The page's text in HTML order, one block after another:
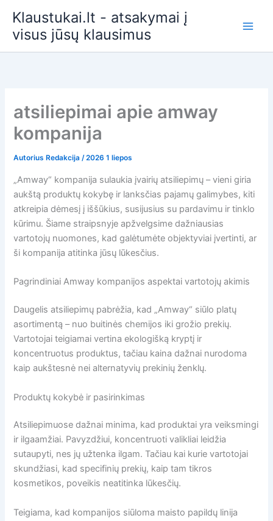
prie
turinio
Klaustukai.lt - atsakymai į
visus jūsų klausimus
atsiliepimai apie amway
kompanija
Autorius Redakcija/2026 1 liepos
„Amway“ kompanija sulaukia įvairių atsiliepimų – vieni giria
aukštą produktų kokybę ir lanksčias pajamų galimybes, kiti
atkreipia dėmesį į iššūkius, susijusius su pardavimu ir tinklo
kūrimu. Šiame straipsnyje apžvelgsime dažniausias
vartotojų nuomones, kad galėtumėte objektyviai įvertinti, ar
ši kompanija atitinka jūsų lūkesčius.
Pagrindiniai Amway kompanijos aspektai vartotojų akimis
Daugelis atsiliepimų pabrėžia, kad „Amway“ siūlo platų
asortimentą – nuo buitinės chemijos iki grožio prekių.
Vartotojai teigiamai vertina ekologišką kryptį ir
koncentruotus produktus, tačiau kaina dažnai nurodoma
kaip aukštesnė nei alternatyvių prekinių ženklų.
Produktų kokybė ir pasirinkimas
Atsiliepimuose dažnai minima, kad produktai yra veiksmingi
ir ilgaamžiai. Pavyzdžiui, koncentruoti valikliai leidžia
sutaupyti, nes jų užtenka ilgam. Tačiau kai kurie vartotojai
skundžiasi, kad specifinių prekių, kaip tam tikros
kosmetikos, poveikis neatitinka lūkesčių.
Teigiama, kad kompanijos siūloma maisto papildų linija